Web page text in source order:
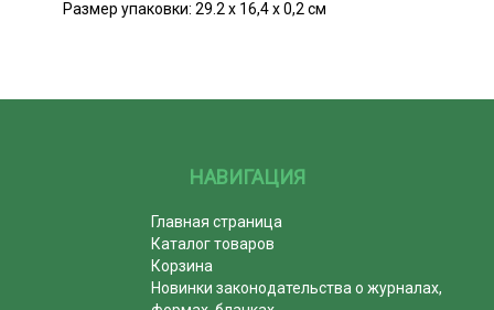
Размер упаковки: 29.2 х 16,4 х 0,2 см
НАВИГАЦИЯ
Главная страница
Каталог товаров
Корзина
Новинки законодательства о журналах,